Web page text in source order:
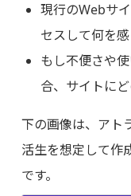
現行のWebサ
セスして何を
もし不便さや
合、サイトに
下の画像は、アト
活生を想定して作
です。